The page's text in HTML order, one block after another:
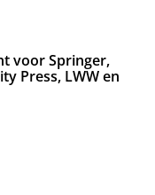
voor Springer,
Press, LWW en